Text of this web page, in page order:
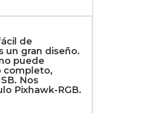
de
un gran diseño.
puede
completo,
Nos
Pixhawk-RGB.